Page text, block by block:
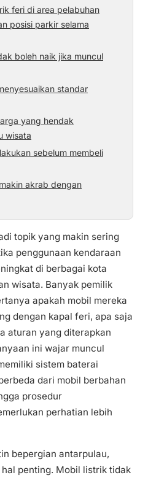
feri di area pelabuhan
posisi parkir selama
boleh naik jika muncul
standar
yang hendak
wisata
sebelum membeli
akrab dengan
topik yang makin sering
penggunaan kendaraan
di berbagai kota
wisata. Banyak pemilik
apakah mobil mereka
dengan kapal feri, apa saja
aturan yang diterapkan
ini wajar muncul
sistem baterai
dari mobil berbahan
prosedur
perhatian lebih
bepergian antarpulau,
penting. Mobil listrik tidak